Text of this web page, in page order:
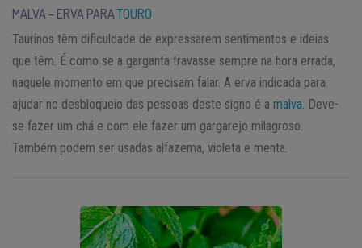
MALVA – ERVA PARATOURO
Taurinos têm dificuldade de expressarem sentimentos e ideias
que têm. É como se a garganta travasse sempre na hora errada,
naquele momento em que precisam falar. A erva indicada para
ajudar no desbloqueio das pessoas deste signo é a malva . Deve-
se fazer um chá e com ele fazer um gargarejo milagroso.
Também podem ser usadas alfazema, violeta e menta.